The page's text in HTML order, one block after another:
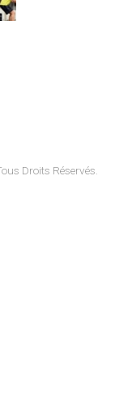
Droits Réservés.